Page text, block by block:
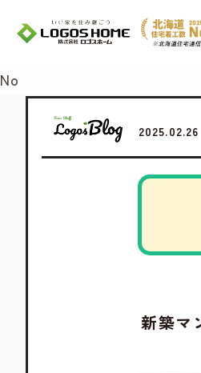
2025.02.26
新築マ
Cookie を使用して、お客
No